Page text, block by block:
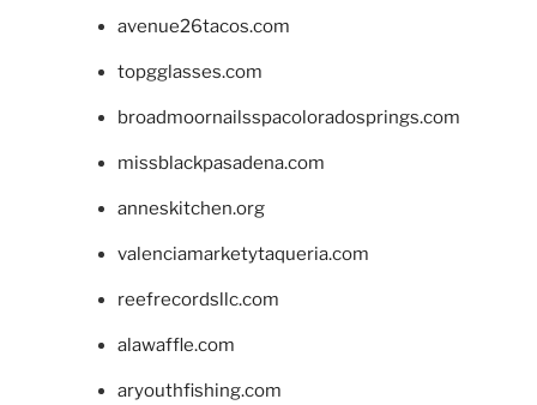
avenue26tacos.com
topgglasses.com
broadmoornailsspacoloradosprings.com
missblackpasadena.com
anneskitchen.org
valenciamarketytaqueria.com
reefrecordsllc.com
alawaffle.com
aryouthfishing.com